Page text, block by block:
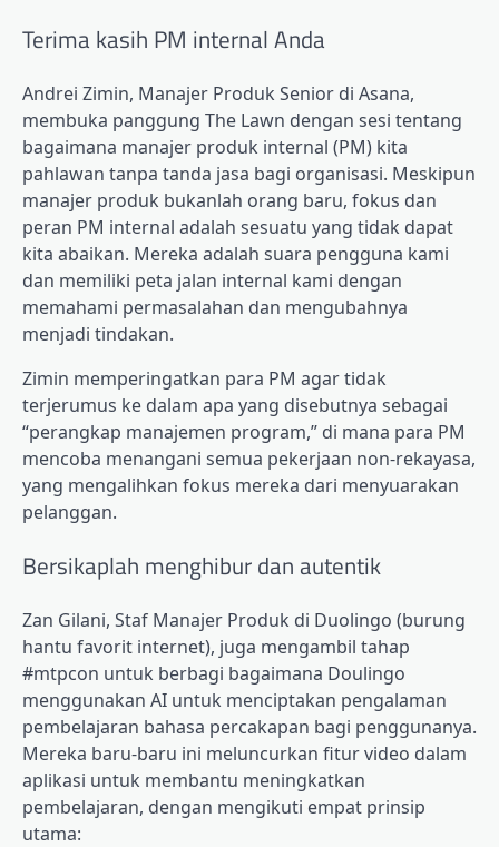
Terima kasih PM internal Anda
Andrei Zimin, Manajer Produk Senior di Asana,
membuka panggung The Lawn dengan sesi tentang
bagaimana manajer produk internal (PM) kita
pahlawan tanpa tanda jasa bagi organisasi. Meskipun
manajer produk bukanlah orang baru, fokus dan
peran PM internal adalah sesuatu yang tidak dapat
kita abaikan. Mereka adalah suara pengguna kami
dan memiliki peta jalan internal kami dengan
memahami permasalahan dan mengubahnya
menjadi tindakan.
Zimin memperingatkan para PM agar tidak
terjerumus ke dalam apa yang disebutnya sebagai
“perangkap manajemen program,” di mana para PM
mencoba menangani semua pekerjaan non-rekayasa,
yang mengalihkan fokus mereka dari menyuarakan
pelanggan.
Bersikaplah menghibur dan autentik
Zan Gilani, Staf Manajer Produk di Duolingo (burung
hantu favorit internet), juga mengambil tahap
#mtpcon untuk berbagi bagaimana Doulingo
menggunakan AI untuk menciptakan pengalaman
pembelajaran bahasa percakapan bagi penggunanya.
Mereka baru-baru ini meluncurkan fitur video dalam
aplikasi untuk membantu meningkatkan
pembelajaran, dengan mengikuti empat prinsip
utama: